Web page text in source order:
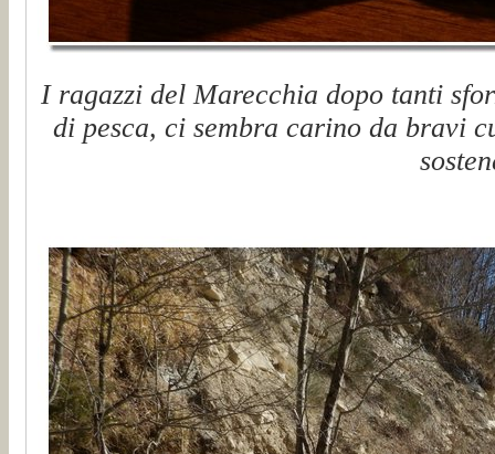
I ragazzi del Marecchia dopo tanti
di pesca, ci sembra carino da bravi